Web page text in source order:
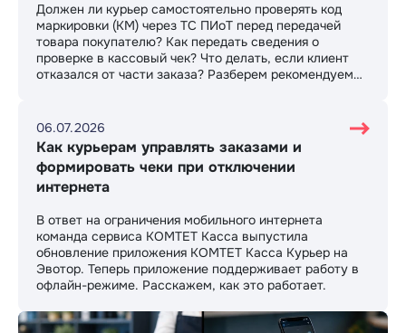
Должен ли курьер самостоятельно проверять код
маркировки (КМ) через ТС ПИоТ перед передачей
товара покупателю? Как передать сведения о
проверке в кассовый чек? Что делать, если клиент
отказался от части заказа? Разберем рекомендуемый
06.07.2026
Как курьерам управлять заказами и
формировать чеки при отключении
интернета
В ответ на ограничения мобильного интернета
команда сервиса КОМТЕТ Касса выпустила
обновление приложения КОМТЕТ Касса Курьер на
Эвотор. Теперь приложение поддерживает работу в
офлайн-режиме. Расскажем, как это работает.